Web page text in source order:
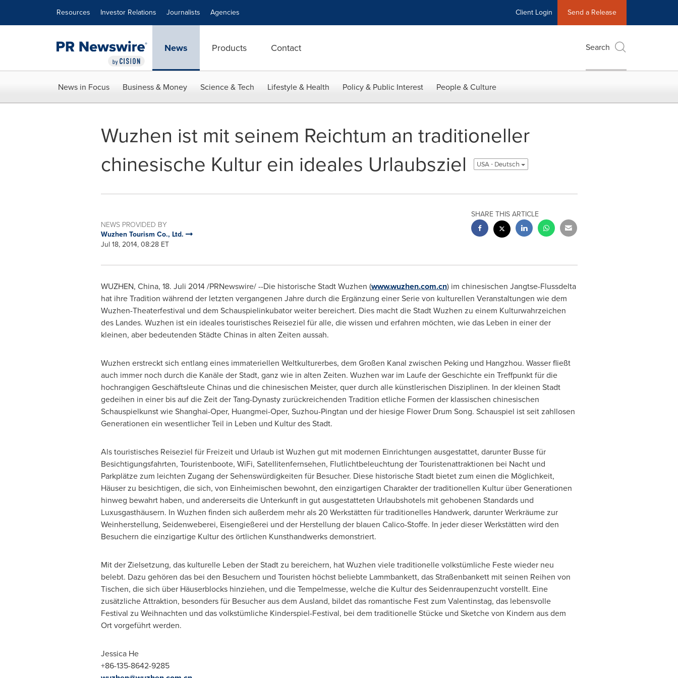
Resources Investor Relations Journalists Agencies Client Login Send a Release
News Products Contact Search
News in Focus Business & Money Science & Tech Lifestyle & Health Policy & Public Interest People & Culture
Wuzhen ist mit seinem Reichtum an traditioneller
chinesische Kultur ein ideales Urlaubsziel
USA - Deutsch
NEWS PROVIDED BY
Wuzhen Tourism Co., Ltd.
Jul 18, 2014, 08:28 ET
SHARE THIS ARTICLE
WUZHEN, China, 18. Juli 2014 /PRNewswire/ --Die historische Stadt Wuzhen (www.wuzhen.com.cn) im chinesischen Jangtse-Flussdelta
hat ihre Tradition während der letzten vergangenen Jahre durch die Ergänzung einer Serie von kulturellen Veranstaltungen wie dem
Wuzhen-Theaterfestival und dem Schauspielinkubator weiter bereichert. Dies macht die Stadt Wuzhen zu einem Kulturwahrzeichen
des Landes. Wuzhen ist ein ideales touristisches Reiseziel für alle, die wissen und erfahren möchten, wie das Leben in einer der
kleinen, aber bedeutenden Städte Chinas in alten Zeiten aussah.
Wuzhen erstreckt sich entlang eines immateriellen Weltkulturerbes, dem Großen Kanal zwischen Peking und Hangzhou. Wasser fließt
auch immer noch durch die Kanäleder Stadt, ganz wie in alten Zeiten. Wuzhen war im Laufe der Geschichte ein Treffpunkt für die
hochrangigen Geschäftsleute Chinas und die chinesischen Meister, quer durch alle künstlerischen Disziplinen. In der kleinen Stadt
gedeihen in einer bis auf die Zeit der Tang-Dynasty zurückreichenden Tradition etliche Formen der klassischen chinesischen
Schauspielkunst wie Shanghai-Oper, Huangmei-Oper, Suzhou-Pingtan und der hiesige Flower Drum Song. Schauspiel ist seit zahllosen
Generationen ein wesentlicher Teil in Leben und Kultur des Stadt.
Als touristisches Reiseziel für Freizeit und Urlaub ist Wuzhen gut mit modernen Einrichtungen ausgestattet, darunter Busse für
Besichtigungsfahrten, Touristenboote, WiFi, Satellitenfernsehen, Flutlichtbeleuchtung der Touristenattraktionen bei Nacht und
Parkplätze zum leichten Zugang der Sehenswürdigkeiten für Besucher. Diese historische Stadt bietet zum einen die Möglichkeit,
Häuser zu besichtigen, die sich, von Einheimischen bewohnt, den einzigartigen Charakter der traditionellen Kultur über Generationen
hinweg bewahrt haben, und andererseits die Unterkunft in gut ausgestatteten Urlaubshotels mit gehobenen Standards und
Luxusgasthäusern. In Wuzhen finden sich außerdem mehr als 20 Werkstätten für traditionelles Handwerk, darunter Werkräume zur
Weinherstellung, Seidenweberei, Eisengießerei und der Herstellung der blauen Calico-Stoffe. In jeder dieser Werkstätten wird den
Besuchern die einzigartige Kultur des örtlichen Kunsthandwerks demonstriert.
Mit der Zielsetzung, das kulturelle Leben der Stadtzu bereichern, hat Wuzhen viele traditionelle volkstümliche Feste wieder neu
belebt. Dazu gehören das bei den Besuchern und Touristen höchst beliebte Lammbankett, das Straßenbankett mit seinen Reihen von
Tischen, die sich über Häuserblocks hinziehen, und die Tempelmesse, welche die Kultur des Seidenraupenzucht vorstellt. Eine
zusätzliche Attraktion, besonders für Besucher aus dem Ausland, bildet das romantische Fest zum Valentinstag, das lebensvolle
Festival zu Weihnachten und das volkstümliche Kinderspiel-Festival, bei dem traditionelle Stücke und Sketche von Kindern aus dem
Ort vorgeführt werden.
Jessica He
+86-135-8642-9285